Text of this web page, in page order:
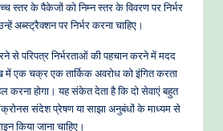
स्तर के पैकेजों को निम्न स्तर के विवरण पर निर्भर
अब्स्ट्रैक्शन पर निर्भर करना चाहिए।
से परिपत्र निर्भरताओं की पहचान करने में मदद
एक चक्र एक तार्किक अवरोध को इंगित करता
करना होगा। यह संकेत देता है कि दो सेवाएं बहुत
संदेश प्रेषण या साझा अनुबंधों के माध्यम से
किया जाना चाहिए।